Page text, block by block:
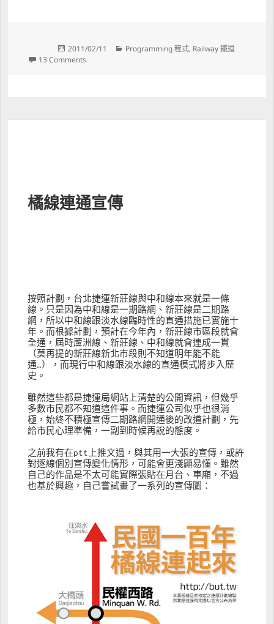
Posted
on
2011/02/11 Categories
Programming 程式, Railway 鐵道
13 Comments
橘線連通宣傳
按照計劃，台北捷運新莊線與中和線本來就是一條
線。只是因為中和線是一期路網、新莊線是二期路
網，所以中和線跟淡水線臨時性的直通措施已實施十
年。而根據計劃，預計在今年內，新莊線市區段就會
全通，屆時蘆洲線、新莊線、中和線就會連成一貫
（莫再提的新莊線新北市段則不知道明年能不能
通…），而現行中和線跟淡水線的直通模式將步入歷
史。
雖然這些都是捷運局網站上清楚的公開資訊，但幾乎
多數市民都不知道這件事。而捷運公司似乎也很消
極，始終不積極宣傳二期路網開通後的改道計劃，先
給市民心理準備，一副到時候再說的態度。
之前我有在ptt上推文過，與其用一大張的宣傳，或許
對逐線個別宣傳變化情形，可能會更淺顯易懂。雖然
自己的作品是不太可能實際張貼在月台、車廂，不過
也基於興趣，自己嘗試畫了一系列的宣傳圖：